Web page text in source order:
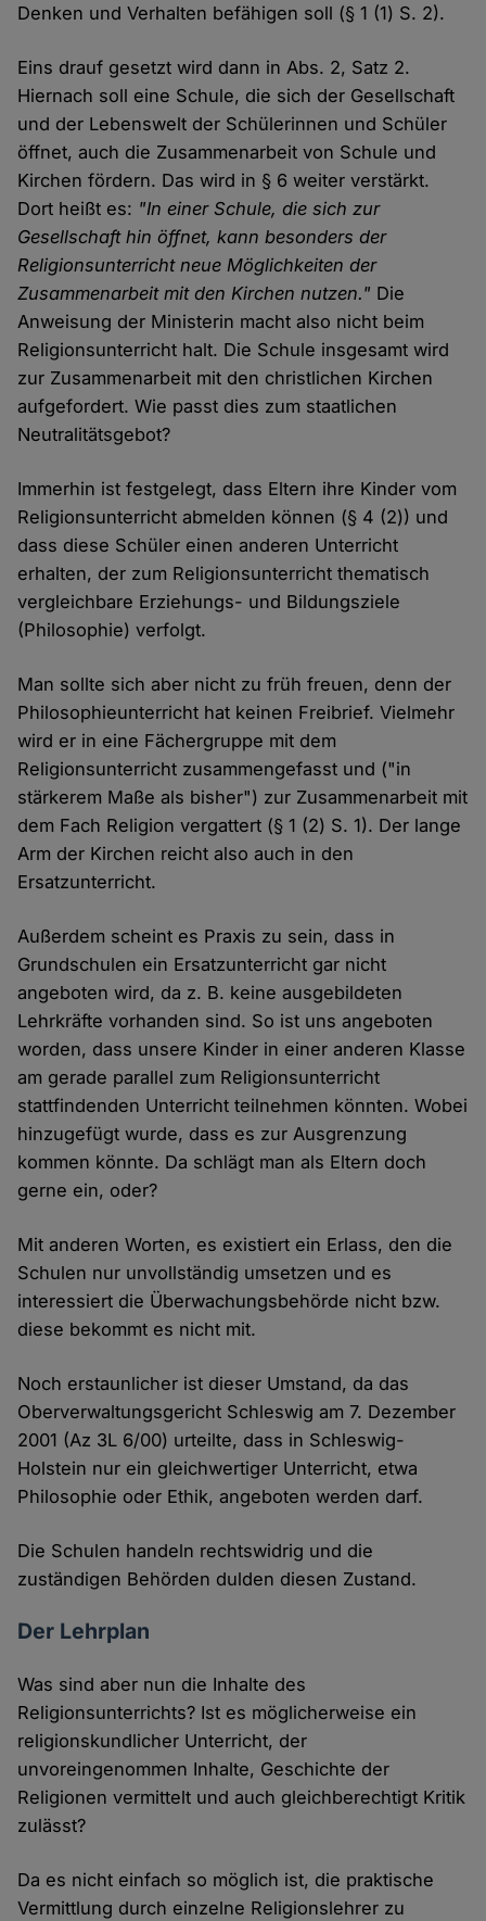
Denken und Verhalten befähigen soll (§ 1 (1) S. 2).
Eins drauf gesetzt wird dann in Abs. 2, Satz 2.
Hiernach soll eine Schule, die sich der Gesellschaft
und der Lebenswelt der Schülerinnen und Schüler
öffnet, auch die Zusammenarbeit von Schule und
Kirchen fördern. Das wird in § 6 weiter verstärkt.
Dort heißt es: "In einer Schule, die sich zur
Gesellschaft hin öffnet, kann besonders der
Religionsunterricht neue Möglichkeiten der
Zusammenarbeit mit den Kirchen nutzen." Die
Anweisung der Ministerin macht also nicht beim
Religionsunterricht halt. Die Schule insgesamt wird
zur Zusammenarbeit mit den christlichen Kirchen
aufgefordert. Wie passt dies zum staatlichen
Neutralitätsgebot?
Immerhin ist festgelegt, dass Eltern ihre Kinder vom
Religionsunterricht abmelden können (§ 4 (2)) und
dass diese Schüler einen anderen Unterricht
erhalten, der zum Religionsunterricht thematisch
vergleichbare Erziehungs- und Bildungsziele
(Philosophie) verfolgt.
Man sollte sich aber nicht zu früh freuen, denn der
Philosophieunterricht hat keinen Freibrief. Vielmehr
wird er in eine Fächergruppe mit dem
Religionsunterricht zusammengefasst und ("in
stärkerem Maße als bisher") zur Zusammenarbeit mit
dem Fach Religion vergattert (§ 1 (2) S. 1). Der lange
Arm der Kirchen reicht also auch in den
Ersatzunterricht.
Außerdem scheint es Praxis zu sein, dass in
Grundschulen ein Ersatzunterricht gar nicht
angeboten wird, da z. B. keine ausgebildeten
Lehrkräfte vorhanden sind. So ist uns angeboten
worden, dass unsere Kinder in einer anderen Klasse
am gerade parallel zum Religionsunterricht
stattfindenden Unterricht teilnehmen könnten. Wobei
hinzugefügt wurde, dass es zur Ausgrenzung
kommen könnte. Da schlägt man als Eltern doch
gerne ein, oder?
Mit anderen Worten, es existiert ein Erlass, den die
Schulen nur unvollständig umsetzen und es
interessiert die Überwachungsbehörde nicht bzw.
diese bekommt es nicht mit.
Noch erstaunlicher ist dieser Umstand, da das
Oberverwaltungsgericht Schleswig am 7. Dezember
2001 (Az 3L 6/00) urteilte, dass in Schleswig-
Holstein nur ein gleichwertiger Unterricht, etwa
Philosophie oder Ethik, angeboten werden darf.
Die Schulen handeln rechtswidrig und die
zuständigen Behörden dulden diesen Zustand.
Der Lehrplan
Was sind aber nun die Inhalte des
Religionsunterrichts? Ist es möglicherweise ein
religionskundlicher Unterricht, der
unvoreingenommen Inhalte, Geschichte der
Religionen vermittelt und auch gleichberechtigt Kritik
zulässt?
Da es nicht einfach so möglich ist, die praktische
Vermittlung durch einzelne Religionslehrer zu